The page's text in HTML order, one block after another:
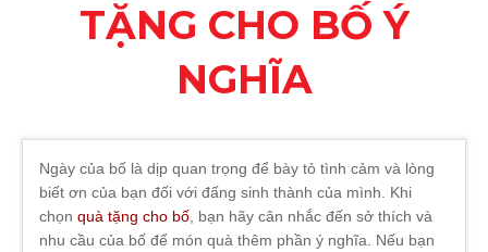
TẶNG CHO BỐ Ý
NGHĨA
Ngày của bố là dịp quan trọng để bày tỏ tình cảm và lòng
biết ơn của bạn đối với đấng sinh thành của mình. Khi
chọn quà tặng cho bố , bạn hãy cân nhắc đến sở thích và
nhu cầu của bố để món quà thêm phần ý nghĩa. Nếu bạn